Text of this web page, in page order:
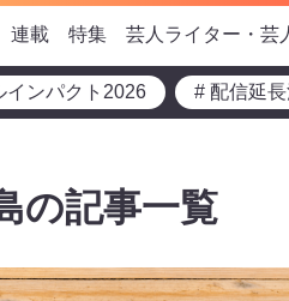
連載 特集 芸人ライター・芸
インパクト2026 # 配信延
の記事一覧